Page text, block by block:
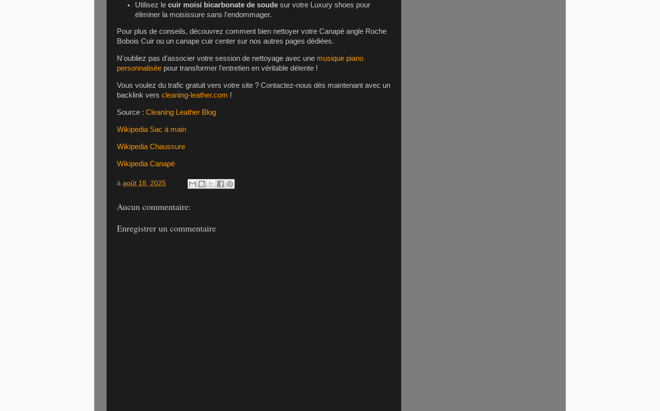
Utilisez lecuir moisi bicarbonate de soude sur votre Luxury shoes pour
éliminer la moisissure sans l'endommager.
Pour plus de conseils, découvrez comment bien nettoyer votre Canapé angle Roche
Bobois Cuir ou un canape cuir center sur nos autres pages dédiées.
N'oubliez pas d'associer votre session de nettoyage avec une musique piano
personnalisée pour transformer l'entretien en véritable détente !
Vous voulez du trafic gratuit vers votre site ? Contactez-nous dès maintenant avec un
backlink vers cleaning-leather.com !
Source : Cleaning Leather Blog
Wikipedia Sac à main
Wikipedia Chaussure
Wikipedia Canapé
à août 18, 2025
Aucun commentaire:
Enregistrer un commentaire